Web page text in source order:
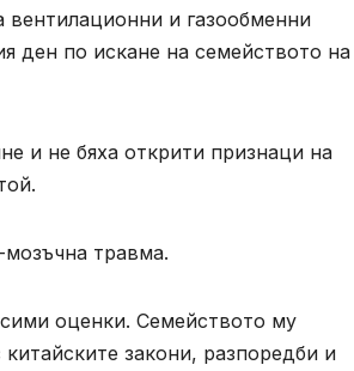
вентилационни и газообменни
ден по искане на семейството на
и не бяха открити признаци на
травма.
оценки. Семейството му
закони, разпоредби и